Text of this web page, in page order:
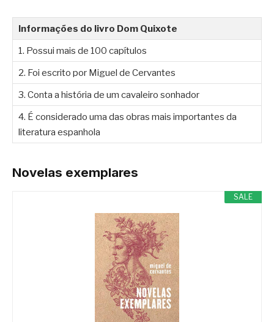
Informações do livro Dom Quixote
1. Possui mais de 100 capítulos
2. Foi escrito por Miguel de Cervantes
3. Conta a história de um cavaleiro sonhador
4. É considerado uma das obras mais importantes da
literatura espanhola
Novelas exemplares
SALE